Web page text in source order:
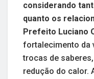
considerando
quanto os
Prefeito Luciano
fortalecimento da
trocas de
redução do calor.